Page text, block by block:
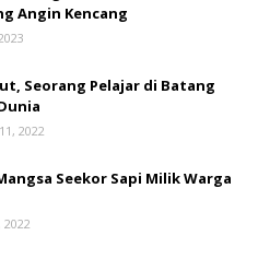
Angin Kencang
Seorang Pelajar di Batang
2022
Seekor Sapi Milik Warga